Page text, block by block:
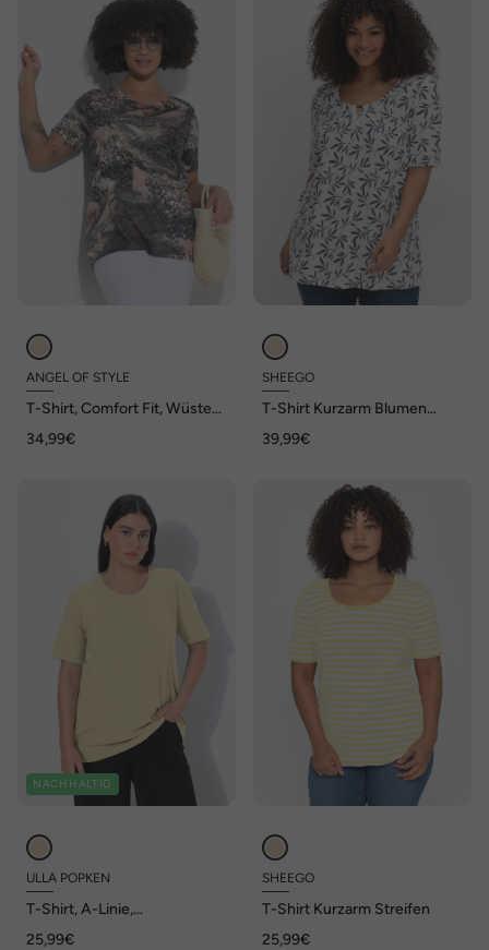
ANGEL OF STYLE
T-Shirt, Comfort Fit, Wüsten-
34,99€
SHEEGO
T-Shirt Kurzarm Blumen
39,99€
NACHHALTIG
ULLA POPKEN
T-Shirt, A-Linie,
25,99€
SHEEGO
T-Shirt Kurzarm Streifen
25,99€